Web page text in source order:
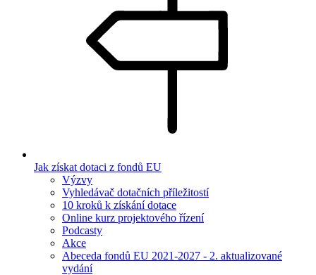
Jak získat dotaci z fondů EU
Výzvy
Vyhledávač dotačních příležitostí
10 kroků k získání dotace
Online kurz projektového řízení
Podcasty
Akce
Abeceda fondů EU 2021-2027 - 2. aktualizované
vydání